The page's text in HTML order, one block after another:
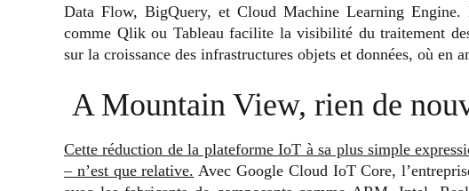
Data Flow, BigQuery, et Cloud Machine Learning Engine.
comme Qlik ou Tableau facilite la visibilité du traitement
sur la croissance des infrastructures objets et données, où en
A Mountain View, rien de
Cette réduction de la plateforme IoT à sa plus simple
– n’est que relative. Avec Google Cloud IoT Core,